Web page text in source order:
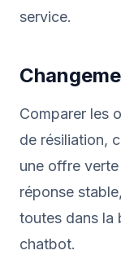
service.
Comparer les
de résiliation,
une offre
réponse
toutes dans la
chatbot.